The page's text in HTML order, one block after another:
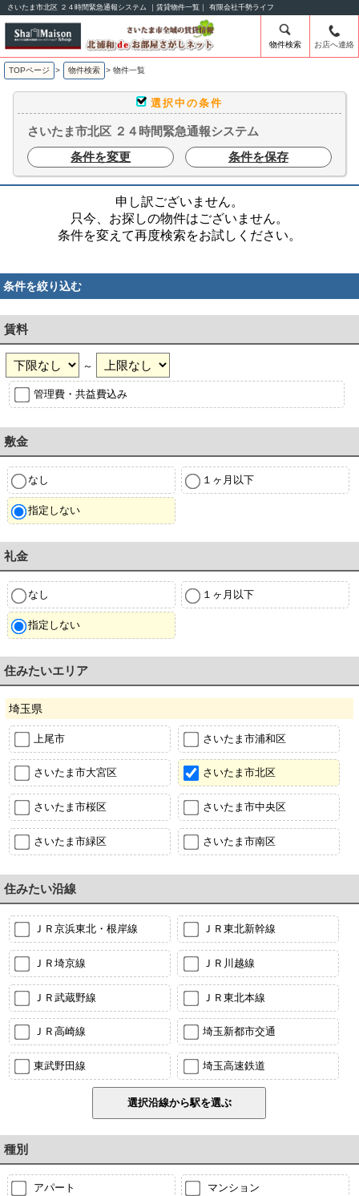
さいたま市北区 ２４時間緊急通報システム ｜賃貸物件一覧｜ 有限会社千勢ライフ
物件検索 お店へ連絡
TOPページ > 物件検索 > 物件一覧
選択中の条件
さいたま市北区 ２４時間緊急通報システム
条件を変更
条件を保存
申し訳ございません。
只今、お探しの物件はございません。
条件を変えて再度検索をお試しください。
条件を絞り込む
賃料
～
管理費・共益費込み
敷金
なし １ヶ月以下
指定しない
礼金
なし １ヶ月以下
指定しない
住みたいエリア
埼玉県
上尾市 さいたま市浦和区
さいたま市大宮区 さいたま市北区
さいたま市桜区 さいたま市中央区
さいたま市緑区 さいたま市南区
住みたい沿線
ＪＲ京浜東北・根岸線 ＪＲ東北新幹線
ＪＲ埼京線 ＪＲ川越線
ＪＲ武蔵野線 ＪＲ東北本線
ＪＲ高崎線 埼玉新都市交通
東武野田線 埼玉高速鉄道
種別
アパート マンション